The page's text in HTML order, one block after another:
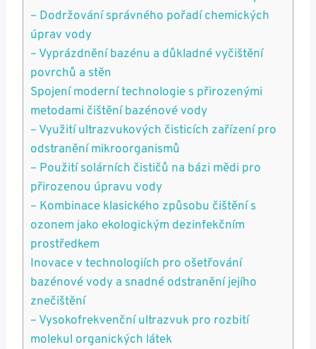
– Dodržování správného pořadí chemických
úprav vody
– Vyprázdnění bazénu a důkladné vyčištění
povrchů a stěn
Spojení moderní technologie s přirozenými
metodami čištění bazénové vody
– Využití ultrazvukových čisticích zařízení pro
odstranění mikroorganismů
– Použití solárních čističů na bázi mědi pro
přirozenou úpravu vody
– Kombinace klasického způsobu čištění s
ozonem jako ekologickým dezinfekčním
prostředkem
Inovace v technologiích pro ošetřování
bazénové vody a snadné odstranění jejího
znečištění
– Vysokofrekvenční ultrazvuk pro rozbití
molekul organických látek